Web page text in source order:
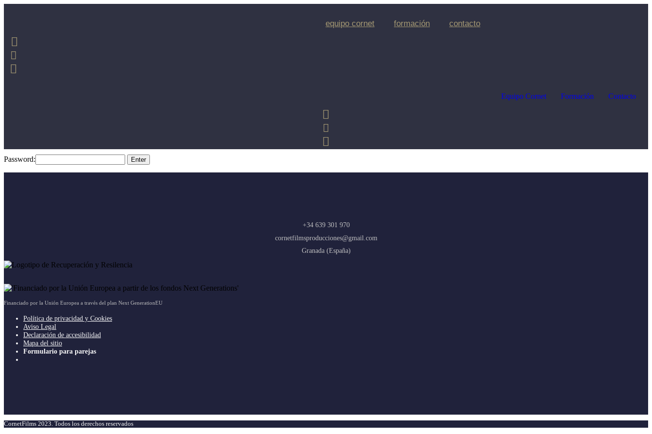
equipo cornet formación contacto
Equipo Cornet Formación Contacto
Password:
+34 639 301 970
cornetfilmsproducciones@gmail.com
Granada (España)
Financiado por la Unión Europea a través del plan Next GenerationEU
Política de privacidad y Cookies
Aviso Legal
Declaración de accesibilidad
Mapa del sitio
Formulario para parejas
CornetFilms 2023. Todos los derechos reservados